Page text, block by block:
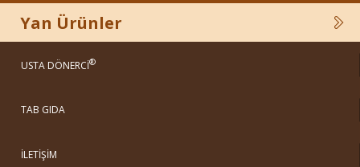
Yan Ürünler
USTA DÖNERCİ®
TAB GIDA
İLETİŞİM